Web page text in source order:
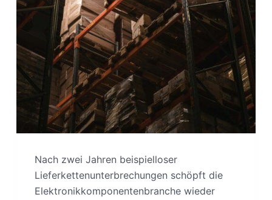
Nach zwei Jahren beispielloser
Lieferkettenunterbrechungen schöpft die
Elektronikkomponentenbranche wieder